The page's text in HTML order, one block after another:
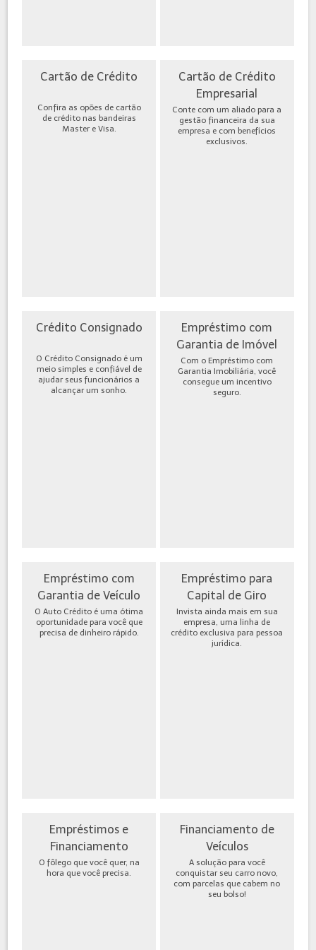
Cartão de Crédito
Confira as opões de cartão
de crédito nas bandeiras
Master e Visa.
Cartão de Crédito
Empresarial
Conte com um aliado para a
gestão financeira da sua
empresa e com benefícios
exclusivos.
Crédito Consignado
O Crédito Consignado é um
meio simples e confiável de
ajudar seus funcionários a
alcançar um sonho.
Empréstimo com
Garantia de Imóvel
Com o Empréstimo com
Garantia Imobiliária, você
consegue um incentivo
seguro.
Empréstimo com
Garantia de Veículo
O Auto Crédito é uma ótima
oportunidade para você que
precisa de dinheiro rápido.
Empréstimo para
Capital de Giro
Invista ainda mais em sua
empresa, uma linha de
crédito exclusiva para pessoa
jurídica.
Empréstimos e
Financiamento
O fôlego que você quer, na
hora que você precisa.
Financiamento de
Veículos
A solução para você
conquistar seu carro novo,
com parcelas que cabem no
seu bolso!